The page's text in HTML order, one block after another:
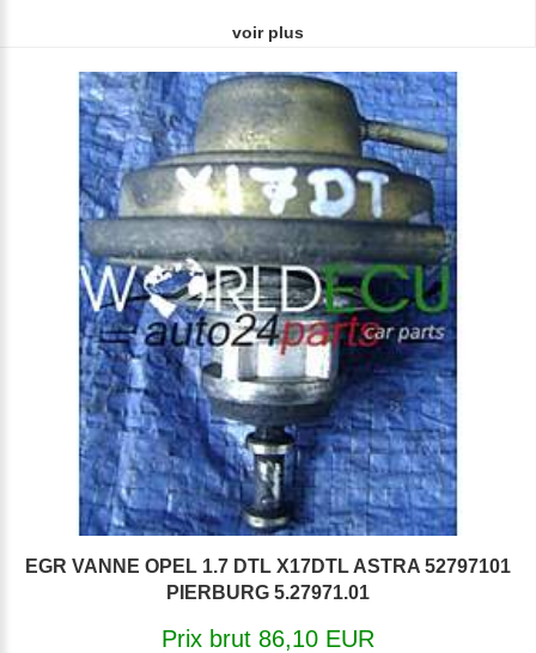
voir plus
EGR VANNE OPEL 1.7 DTL X17DTL ASTRA 52797101
PIERBURG 5.27971.01
Prix brut 86,10 EUR